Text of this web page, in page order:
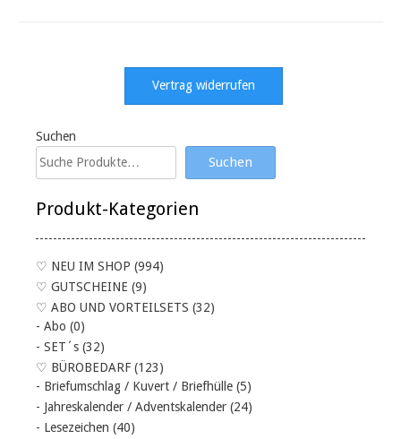
Vertrag widerrufen
Suchen
Suchen
Produkt-Kategorien
♡ NEU IM SHOP (994)
♡ GUTSCHEINE (9)
♡ ABO UND VORTEILSETS (32)
- Abo (0)
- SET´s (32)
♡ BÜROBEDARF (123)
- Briefumschlag / Kuvert / Briefhülle (5)
- Jahreskalender / Adventskalender (24)
- Lesezeichen (40)